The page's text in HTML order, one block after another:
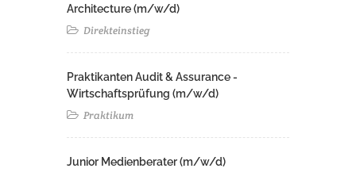
Architecture (m/w/d)​ ​
Direkteinstieg
Praktikanten Audit & Assurance -
Wirtschaftsprüfung (m/w/d)
Praktikum
Junior Medienberater (m/w/d)